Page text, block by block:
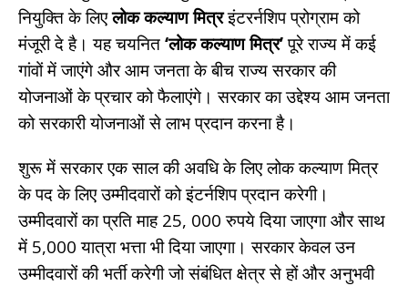
नियुक्ति के लिएलोक कल्याण मित्रइंटरर्नशिप प्रोग्राम को
मंजूरी दे है। यह चयनित ‘लोक कल्याण मित्र’पूरे राज्य में कई
गांवों में जाएंगे और आम जनता के बीच राज्य सरकार की
योजनाओं के प्रचार को फैलाएंगे। सरकार का उद्देश्य आम जनता
को सरकारी योजनाओं से लाभ प्रदान करना है।
शुरू में सरकार एक साल की अवधि के लिए लोक कल्याण मित्र
के पद के लिए उम्मीदवारों को इंटर्नशिप प्रदान करेगी।
उम्मीदवारों का प्रति माह 25, 000 रुपये दिया जाएगा और साथ
में 5,000 यात्रा भत्ता भी दिया जाएगा। सरकार केवल उन
उम्मीदवारों की भर्ती करेगी जो संबंधित क्षेत्र से हों और अनुभवी